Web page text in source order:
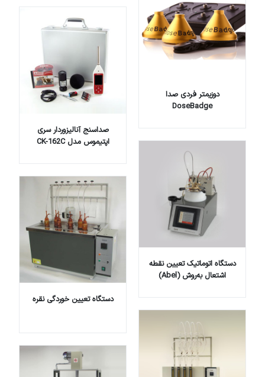
دوزیمتر فردی صدا
DoseBadge
صداسنج آنالیزوردار سری
اپتیموس مدل CK-162C
دستگاه اتوماتیک تعیین نقطه
اشتعال به‌روش (Abel)
دستگاه تعیین خوردگی نقره